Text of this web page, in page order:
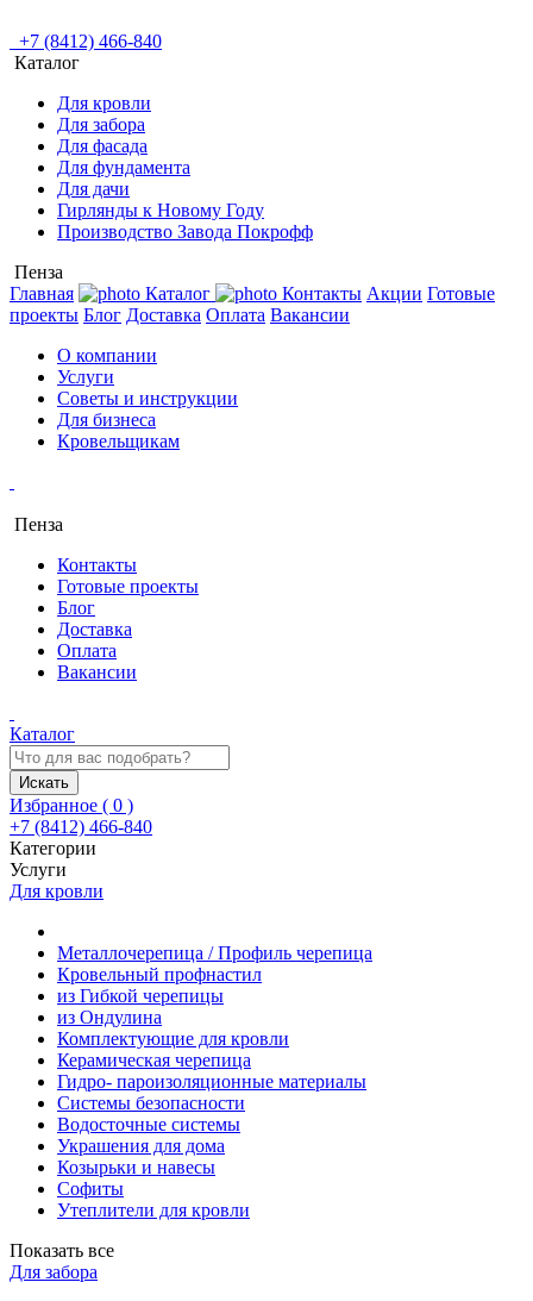
+7 (8412) 466-840
Каталог
Для кровли
Для забора
Для фасада
Для фундамента
Для дачи
Гирлянды к Новому Году
Производство Завода Покрофф
Пенза
Главная
Каталог Контакты Акции Готовые
проекты Блог Доставка Оплата Вакансии
О компании
Услуги
Советы и инструкции
Для бизнеса
Кровельщикам
Пенза
Контакты
Готовые проекты
Блог
Доставка
Оплата
Вакансии
Каталог
Искать
Избранное ( 0 )
+7 (8412) 466-840
Категории
Услуги
Для кровли
Металлочерепица / Профиль черепица
Кровельный профнастил
из Гибкой черепицы
из Ондулина
Комплектующие для кровли
Керамическая черепица
Гидро- пароизоляционные материалы
Системы безопасности
Водосточные системы
Украшения для дома
Козырьки и навесы
Софиты
Утеплители для кровли
Показать все
Для забора